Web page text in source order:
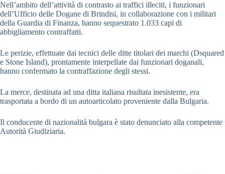
Nell’ambito dell’attività di contrasto ai traffici illeciti, i funzionari
dell’Ufficio delle Dogane di Brindisi, in collaborazione con i militari
della Guardia di Finanza, hanno sequestrato 1.033 capi di
abbigliamento contraffatti.
Le perizie, effettuate dai tecnici delle ditte titolari dei marchi (Dsquared
e Stone Island), prontamente interpellate dai funzionari doganali,
hanno confermato la contraffazione degli stessi.
La merce, destinata ad una ditta italiana risultata inesistente, era
trasportata a bordo di un autoarticolato proveniente dalla Bulgaria.
Il conducente di nazionalità bulgara è stato denunciato alla competente
Autorità Giudiziaria.